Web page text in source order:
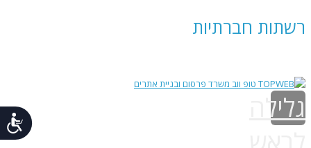
רשתות חברתיות
גלילה